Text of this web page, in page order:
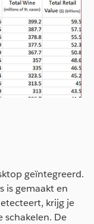
geïntegreerd.
is gemaakt en
krijg je
De